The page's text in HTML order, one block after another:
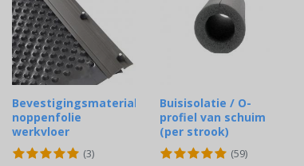
Bevestigingsmaterialen
noppenfolie
werkvloer
(3)
Buisisolatie / O-
profiel van schuim
(per strook)
(59)